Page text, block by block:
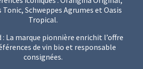
Tonic, Schweppes Agrumes et Oasis
Tropical.
La marque pionnière enrichit l’offre
de vin bio et responsable
consignées.